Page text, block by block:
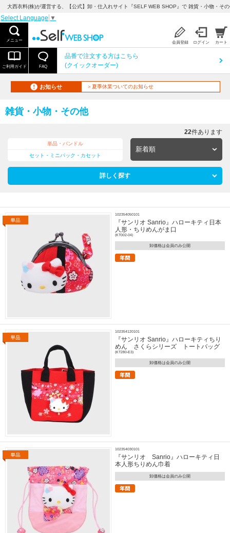
大西衣料(株)が運営する、【公式】卸・仕入れサイト『SELF WEB SHOP』で 雑貨・小物・そ
Select Language ▼
メニュー 会員登録 ログイン カート
ご利用ガイド FAQ
品番で注文する方はこちら
(クイックオーダー)
お知らせ ＞夏季休業ついてのお知らせ
雑貨・小物・その他
単品・バンドル
セット・ミニパック・カセット
詳しく探す
22件あります
102354050101
『サンリオ Sanrio』ハローキティ日本
人形・ちりめんがま口
(KT002-04)
卸価格は会員のみ公開
102354120101
『サンリオ Sanrio』ハローキティちり
めん さくらシリーズ トートバッグ
(KT280-E3)
卸価格は会員のみ公開
102354030101
『サンリオ Sanrio』ハローキティ日
本人形ちりめん巾着
卸価格は会員のみ公開